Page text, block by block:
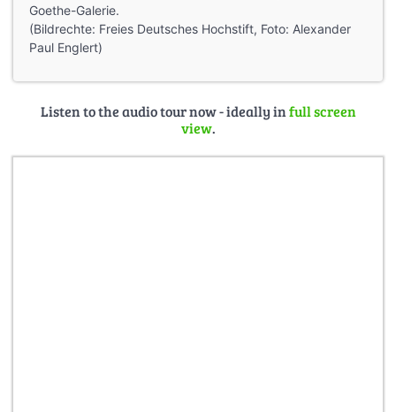
Goethe-Galerie.
(Bildrechte: Freies Deutsches Hochstift, Foto: Alexander
Paul Englert)
Listen to the audio tour now - ideally infull screen
view.